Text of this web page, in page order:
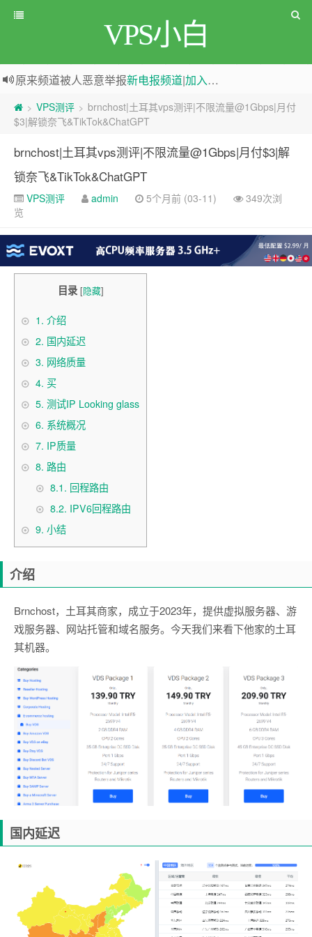
VPS小白
greenwebpage|香港|日本|新加坡|美国等多地vps测评|移动直连|1Gbps带宽|年付€29
原来频道被人恶意举报新电报频道|加入电报群
> VPS测评 > brnchost|土耳其vps测评|不限流量@1Gbps|月付
$3|解锁奈飞&TikTok&ChatGPT
brnchost|土耳其vps测评|不限流量@1Gbps|月付$3|解
锁奈飞&TikTok&ChatGPT
VPS测评 admin 5个月前 (03-11)
349次浏
览
目录 [隐藏]
1. 介绍
2. 国内延迟
3. 网络质量
4. 买
5. 测试IP Looking glass
6. 系统概况
7. IP质量
8. 路由
8.1. 回程路由
8.2. IPV6回程路由
9. 小结
介绍
Brnchost，土耳其商家，成立于2023年，提供虚拟服务器、游
戏服务器、网站托管和域名服务。今天我们来看下他家的土耳
其机器。
国内延迟